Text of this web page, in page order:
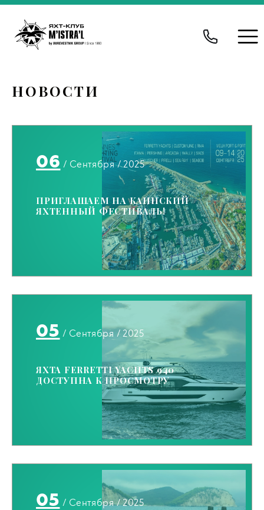
НОВОСТИ
06 / Сентября / 2025
ПРИГЛАШАЕМ НА КАННСКИЙ
ЯХТЕННЫЙ ФЕСТИВАЛЬ!
05 / Сентября / 2025
ЯХТА FERRETTI YACHTS 940
ДОСТУПНА К ПРОСМОТРУ
05 / Сентября / 2025